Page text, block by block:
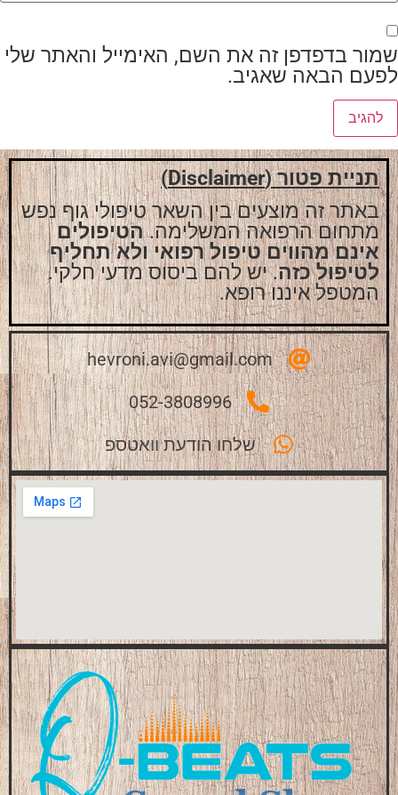
שמור בדפדפן זה את השם, האימייל והאתר שלי
לפעם הבאה שאגיב.
תניית פטור (Disclaimer)
באתר זה מוצעים בין השאר טיפולי גוף נפש
מתחום הרפואה המשלימה.הטיפולים
אינם מהווים טיפול רפואי ולא תחליף
לטיפול כזה. יש להם ביסוס מדעי חלקי.
המטפל איננו רופא.
hevroni.avi@gmail.com
052-3808996
שלחו הודעת וואטספ